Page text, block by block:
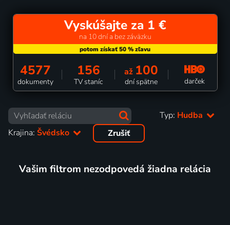
Vyskúšajte za 1 €
na 10 dní a bez záväzku
4577
dokumenty
156
TV staníc
až 100
dní spätne darček
Typ: Hudba
Krajina: Švédsko Zrušiť
Vašim filtrom nezodpovedá žiadna relácia